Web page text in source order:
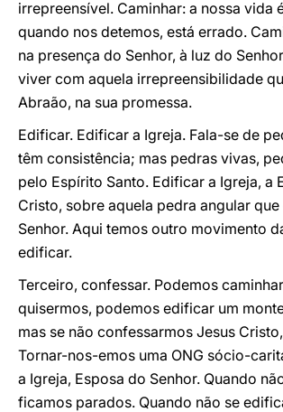
irrepreensível. Caminhar: a nossa vida
quando nos detemos, está errado.
na presença do Senhor, à luz do
viver com aquela irrepreensibilidade
Abraão, na sua promessa.
Edificar. Edificar a Igreja. Fala-se de
têm consistência; mas pedras vivas,
pelo Espírito Santo. Edificar a Igreja, a
Cristo, sobre aquela pedra angular
Senhor. Aqui temos outro movimento
edificar.
Terceiro, confessar. Podemos
quisermos, podemos edificar um
mas se não confessarmos Jesus
Tornar-nos-emos uma ONG sócio-
a Igreja, Esposa do Senhor. Quando
ficamos parados. Quando não se